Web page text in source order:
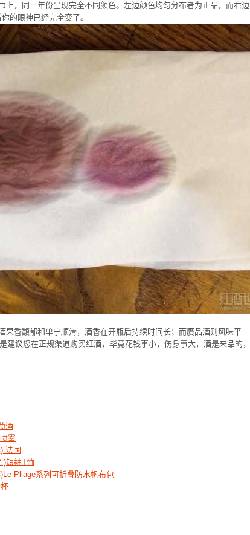
上，同一年份呈现完全不同颜色。左边颜色均匀分布者为正品，而右边
的眼神已经完全变了。
果香馥郁和单宁顺滑，酒香在开瓶后持续时间长；而赝品酒则风味平
建议您在正规渠道购买红酒，毕竟花钱事小，伤身事大，酒是来品的，
酒
雾
法国
)短袖T恤
Pliage系列可折叠防水帆布包